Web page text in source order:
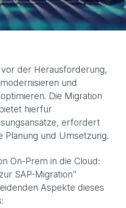
der Herausforderung,
und
Die Migration
hierfür
erfordert
Planung und Umsetzung.
On-Prem in die Cloud:
SAP-Migration"
Aspekte dieses